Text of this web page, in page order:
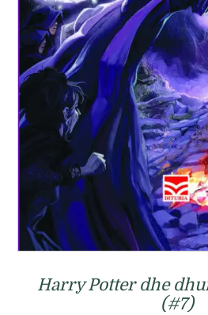
Harry Potter dhe
(#7)